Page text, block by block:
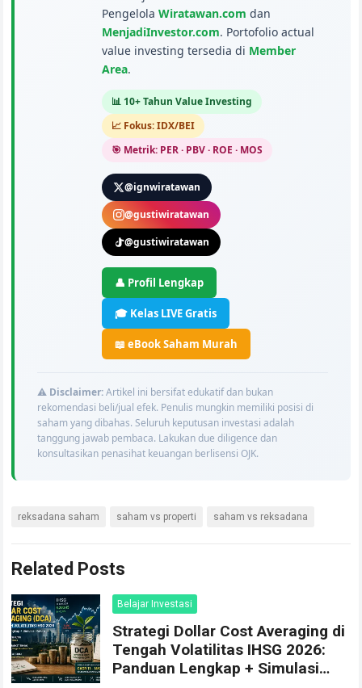
PengelolaWiratawan.com dan
MenjadiInvestor.com. Portofolio actual
value investing tersedia di Member
Area.
📊 10+ Tahun Value Investing
📈 Fokus: IDX/BEI
🎯 Metrik: PER · PBV · ROE · MOS
@ignwiratawan
@gustiwiratawan
@gustiwiratawan
👤 Profil Lengkap
🎓 Kelas LIVE Gratis
📖 eBook Saham Murah
⚠️ Disclaimer:Artikel ini bersifat edukatif dan bukan
rekomendasi beli/jual efek. Penulis mungkin memiliki posisi di
saham yang dibahas. Seluruh keputusan investasi adalah
tanggung jawab pembaca. Lakukan due diligence dan
konsultasikan penasihat keuangan berlisensi OJK.
reksadana saham saham vs properti saham vs reksadana
Related Posts
Belajar Investasi
Strategi Dollar Cost Averaging di
Tengah Volatilitas IHSG 2026:
Panduan Lengkap + Simulasi